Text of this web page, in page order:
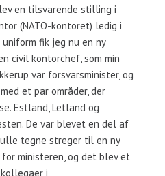
en tilsvarende stilling i
(NATO-kontoret) ledig i
fik jeg nu en ny
civil kontorchef, som min
var forsvarsminister, og
et par områder, der
Estland, Letland og
De var blevet en del af
tegne streger til en ny
ministeren, og det blev et
i